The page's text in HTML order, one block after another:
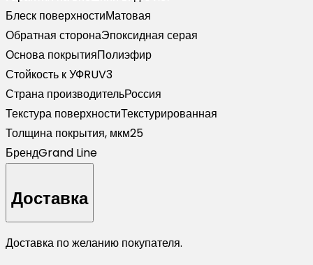
асфальт
(3м)
Блеск поверхностиМатовая
Обратная сторонаЭпоксидная серая
Основа покрытияПолиэфир
Стойкость к УФRUV3
Страна производительРоссия
Текстура поверхностиТекстурированная
Толщина покрытия, мкм25
БрендGrand Line
Доставка
Доставка по желанию покупателя.